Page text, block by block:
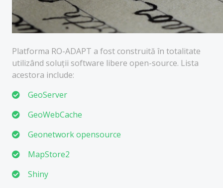
Platforma RO-ADAPT a fost construită în totalitate
utilizând soluții software libere open-source. Lista
acestora include:
GeoServer
GeoWebCache
Geonetwork opensource
MapStore2
Shiny